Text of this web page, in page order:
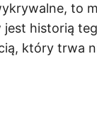
to
historią
który trwa